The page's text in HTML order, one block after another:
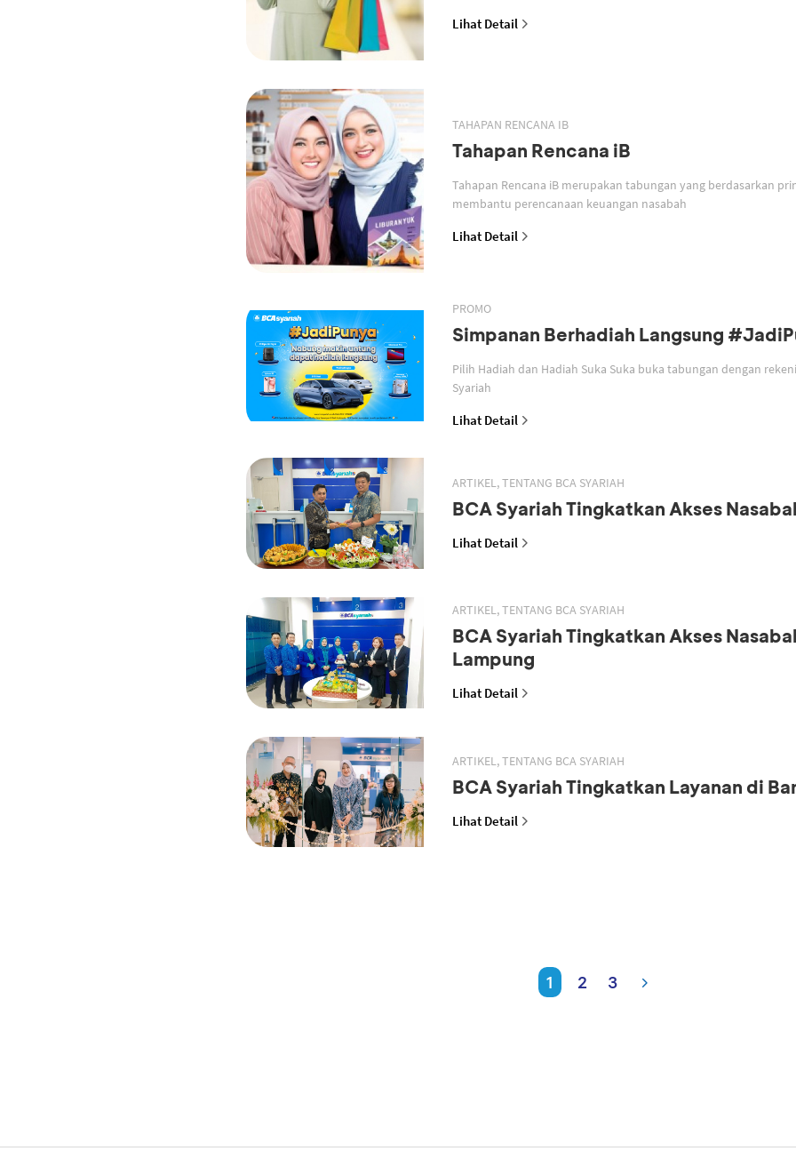
Lihat Detail
TAHAPAN RENCANA IB
Tahapan Rencana iB
Tahapan Rencana iB merupakan tabungan yang berdasarkan
membantu perencanaan keuangan nasabah
Lihat Detail
PROMO
Simpanan Berhadiah Langsung
Pilih Hadiah dan Hadiah Suka Suka buka tabungan dengan
Syariah
Lihat Detail
ARTIKEL, TENTANG BCA SYARIAH
BCA Syariah Tingkatkan Akses
Lihat Detail
ARTIKEL, TENTANG BCA SYARIAH
BCA Syariah Tingkatkan Akses
Lampung
Lihat Detail
ARTIKEL, TENTANG BCA SYARIAH
BCA Syariah Tingkatkan Layanan di
Lihat Detail
1 2 3